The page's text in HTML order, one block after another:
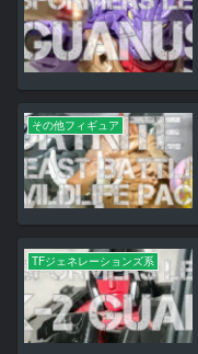
その他フィギュア
TFジェネレーションズ系